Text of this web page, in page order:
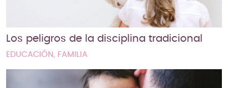
Los peligros de la disciplina tradicional
EDUCACIÓN, FAMILIA